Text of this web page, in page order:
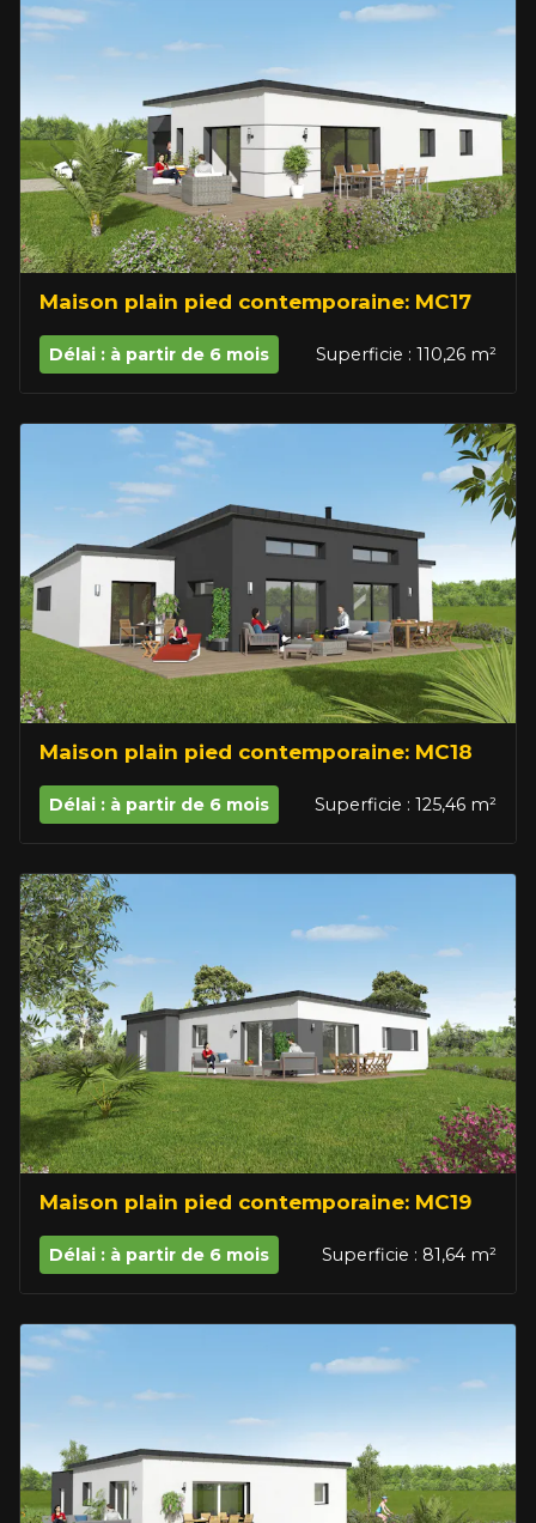
Maison plain pied contemporaine: MC17
Délai : à partir de 6 mois Superficie : 110,26 m²
Maison plain pied contemporaine: MC18
Délai : à partir de 6 mois Superficie : 125,46 m²
Maison plain pied contemporaine: MC19
Délai : à partir de 6 mois Superficie : 81,64 m²